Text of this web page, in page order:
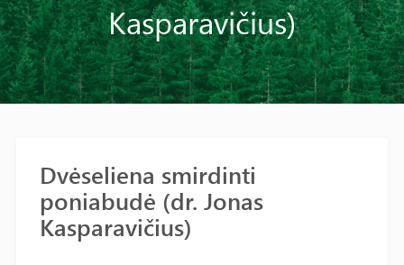
Kasparavičius)
Dvėseliena smirdinti
poniabudė (dr. Jonas
Kasparavičius)